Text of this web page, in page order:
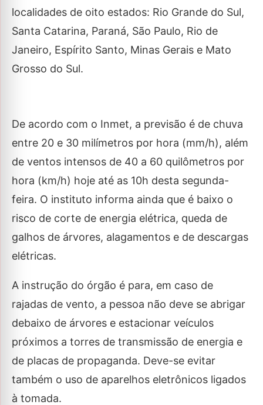
localidades de oito estados: Rio Grande do Sul,
Santa Catarina, Paraná, São Paulo, Rio de
Janeiro, Espírito Santo, Minas Gerais e Mato
Grosso do Sul.
De acordo com o Inmet, a previsão é de chuva
entre 20 e 30 milímetros por hora (mm/h), além
de ventos intensos de 40 a 60 quilômetros por
hora (km/h) hoje até as 10h desta segunda-
feira. O instituto informa ainda que é baixo o
risco de corte de energia elétrica, queda de
galhos de árvores, alagamentos e de descargas
elétricas.
A instrução do órgão é para, em caso de
rajadas de vento, a pessoa não deve se abrigar
debaixo de árvores e estacionar veículos
próximos a torres de transmissão de energia e
de placas de propaganda. Deve-se evitar
também o uso de aparelhos eletrônicos ligados
à tomada.